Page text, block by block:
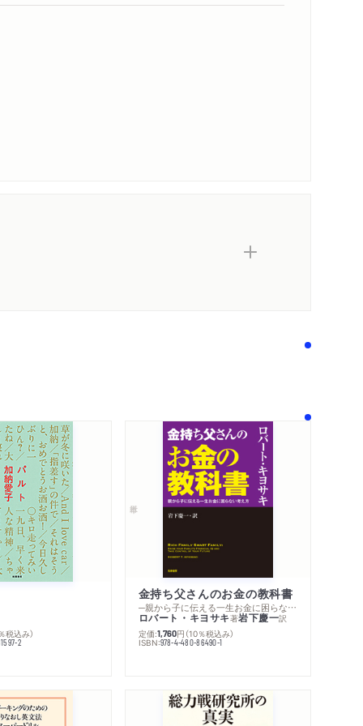
税込み）
2
金持ち父さんのお金の教科書
─親から子に伝える一生お金に困らない考え方
ロバート・キヨサキ著岩下慶一訳
定価:1,760円 （10％税込み）
ISBN:978-4-480-86490-1